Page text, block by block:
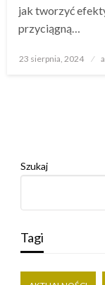
jak tworzyć
przyciągną…
Opublikowane
23 sierpnia, 2024
Szukaj
Tagi